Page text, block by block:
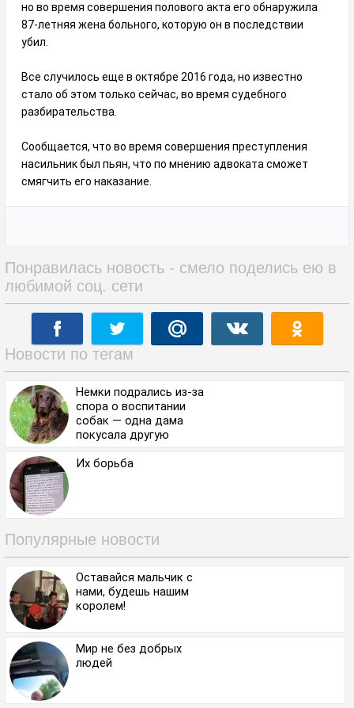
но во время совершения полового акта его обнаружила
87-летняя жена больного, которую он в последствии
убил.
Все случилось еще в октябре 2016 года, но известно
стало об этом только сейчас, во время судебного
разбирательства.
Сообщается, что во время совершения преступления
насильник был пьян, что по мнению адвоката сможет
смягчить его наказание.
Понравилась новость - смело поделись ею в
любимой соц. сети
Новости по тегам
Немки подрались из-за
спора о воспитании
собак — одна дама
покусала другую
Их борьба
Популярные новости
Оставайся мальчик с
нами, будешь нашим
королем!
Мир не без добрых
людей